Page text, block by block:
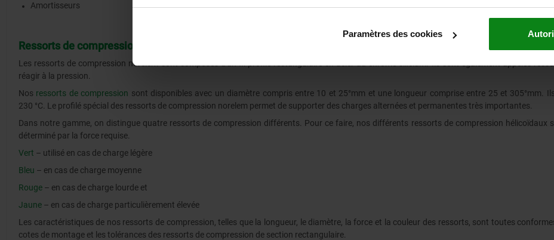
Paramètres des cookies
Amortisseurs
Ressorts de compression
Les ressorts de compression norelem sont composés d'un fil profilé rectangulaire en acier au chrome-silicium. Ils sont également appelés
réagir à la pression.
Nos ressorts de compression sont disponibles avec un diamètre compris entre 10 et 25°mm et une longueur comprise entre 25 et 305°mm.
230 °C. Le profilé spécial des ressorts de compression norelem permet de supporter des charges alternées et permanentes très importantes.
Dans notre gamme, on distingue quatre ressorts de compression différents. Pour ce faire, nos différents ressorts de compression
déterminé par la force requise.
Vert – utilisé en cas de charge légère
Bleu – en cas de charge moyenne
Rouge – en cas de charge lourde et
Jaune – en cas de charge particulièrement élevée
Les caractéristiques de nos ressorts de compression, telles que la longueur, le diamètre, la force et la couleur des ressorts, sont toutes
cotes de montage et les tolérances des ressorts de compression de section rectangulaire.